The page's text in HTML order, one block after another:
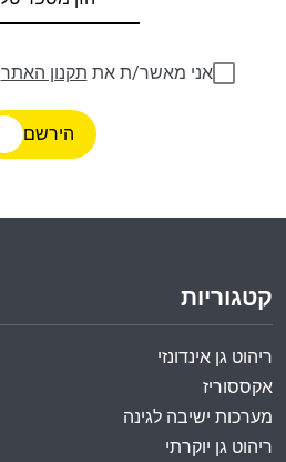
אני מאשר/ת את תקנון האתר
הירשם
קטגוריות
ריהוט גן אינדונזי
אקססוריז
מערכות ישיבה לגינה
ריהוט גן יוקרתי